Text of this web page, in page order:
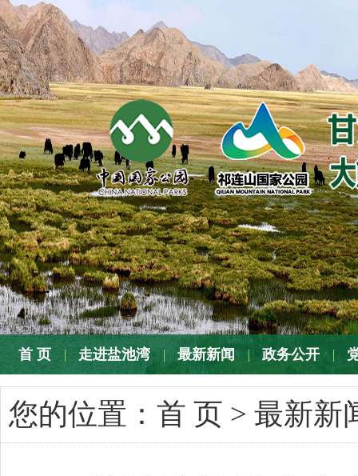
首 页 走进盐池湾 最新新闻 政务公开
您的位置： 首 页 > 最新新